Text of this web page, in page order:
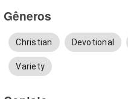
Gêneros
Christian Devotional
Variety